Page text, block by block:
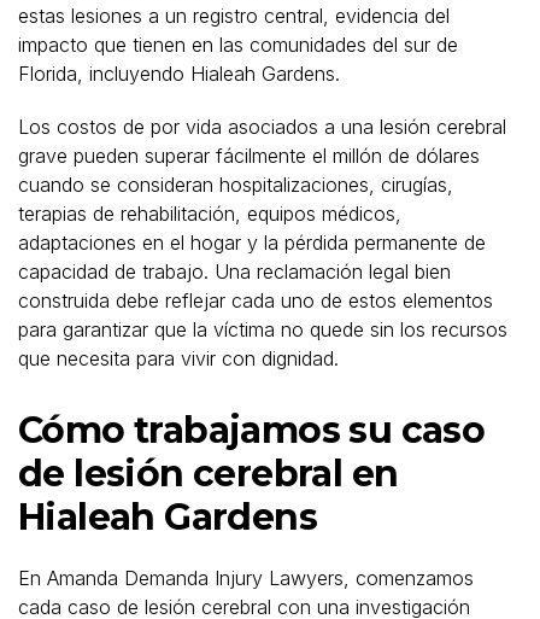
estas lesiones a un registro central, evidencia del
impacto que tienen en las comunidades del sur de
Florida, incluyendo Hialeah Gardens.
Los costos de por vida asociados a una lesión cerebral
grave pueden superar fácilmente el millón de dólares
cuando se consideran hospitalizaciones, cirugías,
terapias de rehabilitación, equipos médicos,
adaptaciones en el hogar y la pérdida permanente de
capacidad de trabajo. Una reclamación legal bien
construida debe reflejar cada uno de estos elementos
para garantizar que la víctima no quede sin los recursos
que necesita para vivir con dignidad.
Cómo trabajamos su caso
de lesión cerebral en
Hialeah Gardens
En Amanda Demanda Injury Lawyers, comenzamos
cada caso de lesión cerebral con una investigación